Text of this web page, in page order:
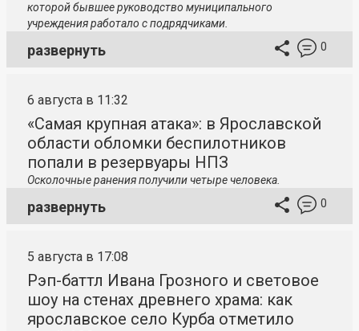
которой бывшее руководство муниципального
учреждения работало с подрядчиками.
развернуть 0
6 августа в 11:32
«Самая крупная атака»: в Ярославской
области обломки беспилотников
попали в резервуары НПЗ
Осколочные ранения получили четыре человека.
развернуть 0
5 августа в 17:08
Рэп-баттл Ивана Грозного и световое
шоу на стенах древнего храма: как
ярославское село Курба отметило